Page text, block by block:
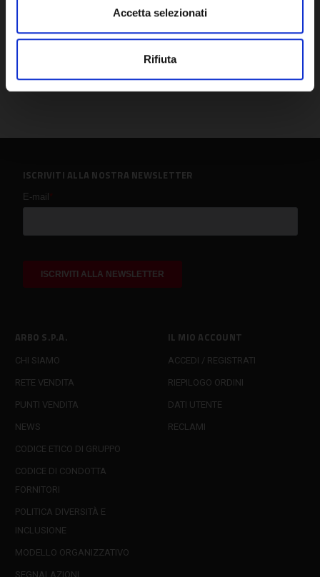
Accetta selezionati
Rifiuta
ARBO S.P.A.
CHI SIAMO
RETE VENDITA
PUNTI VENDITA
NEWS
CODICE ETICO DI GRUPPO
CODICE DI CONDOTTA
FORNITORI
POLITICA DIVERSITÀ E
INCLUSIONE
MODELLO ORGANIZZATIVO
SEGNALAZIONI
IL MIO ACCOUNT
ACCEDI / REGISTRATI
RIEPILOGO ORDINI
DATI UTENTE
RECLAMI
ISCRIVITI ALLA NOSTRA NEWSLETTER